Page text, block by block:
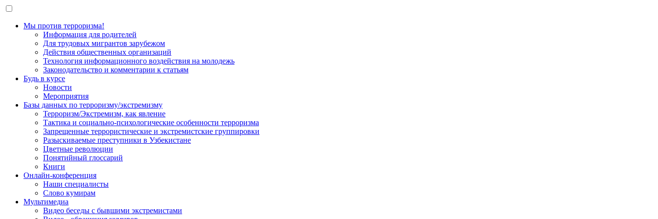
Мы против терроризма!
Информация для родителей
Для трудовых мигрантов зарубежом
Действия общественных организаций
Технология информационного воздействия на молодежь
Законодательство и комментарии к статьям
Будь в курсе
Новости
Мероприятия
Базы данных по терроризму/экстремизму
Терроризм/Экстремизм, как явление
Тактика и социально-психологические особенности терроризма
Запрещенные террористические и экстремистские группировки
Разыскиваемые преступники в Узбекистане
Цветные революции
Понятийный глоссарий
Книги
Онлайн-конференция
Наши специалисты
Слово кумирам
Мультимедиа
Видео беседы с бывшими экстремистами